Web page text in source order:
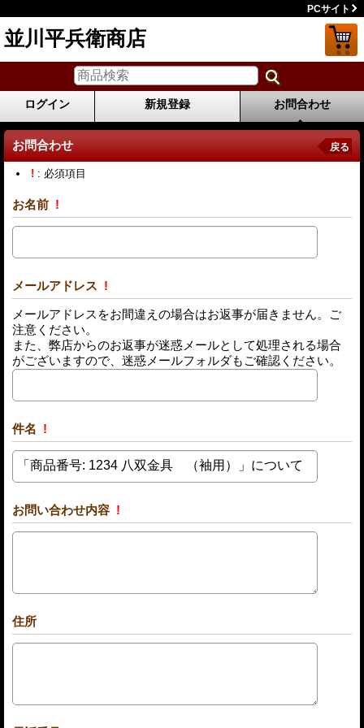
PCサイト
並川平兵衛商店
ログイン 新規登録 お問合わせ
お問合わせ 戻る
! : 必須項目
お名前 !
メールアドレス !
メールアドレスをお間違えの場合はお返事が届きません。ご
注意ください。
また、弊店からのお返事が迷惑メールとして処理される場合
がございますので、迷惑メールフォルダもご確認ください。
件名 !
お問い合わせ内容 !
住所